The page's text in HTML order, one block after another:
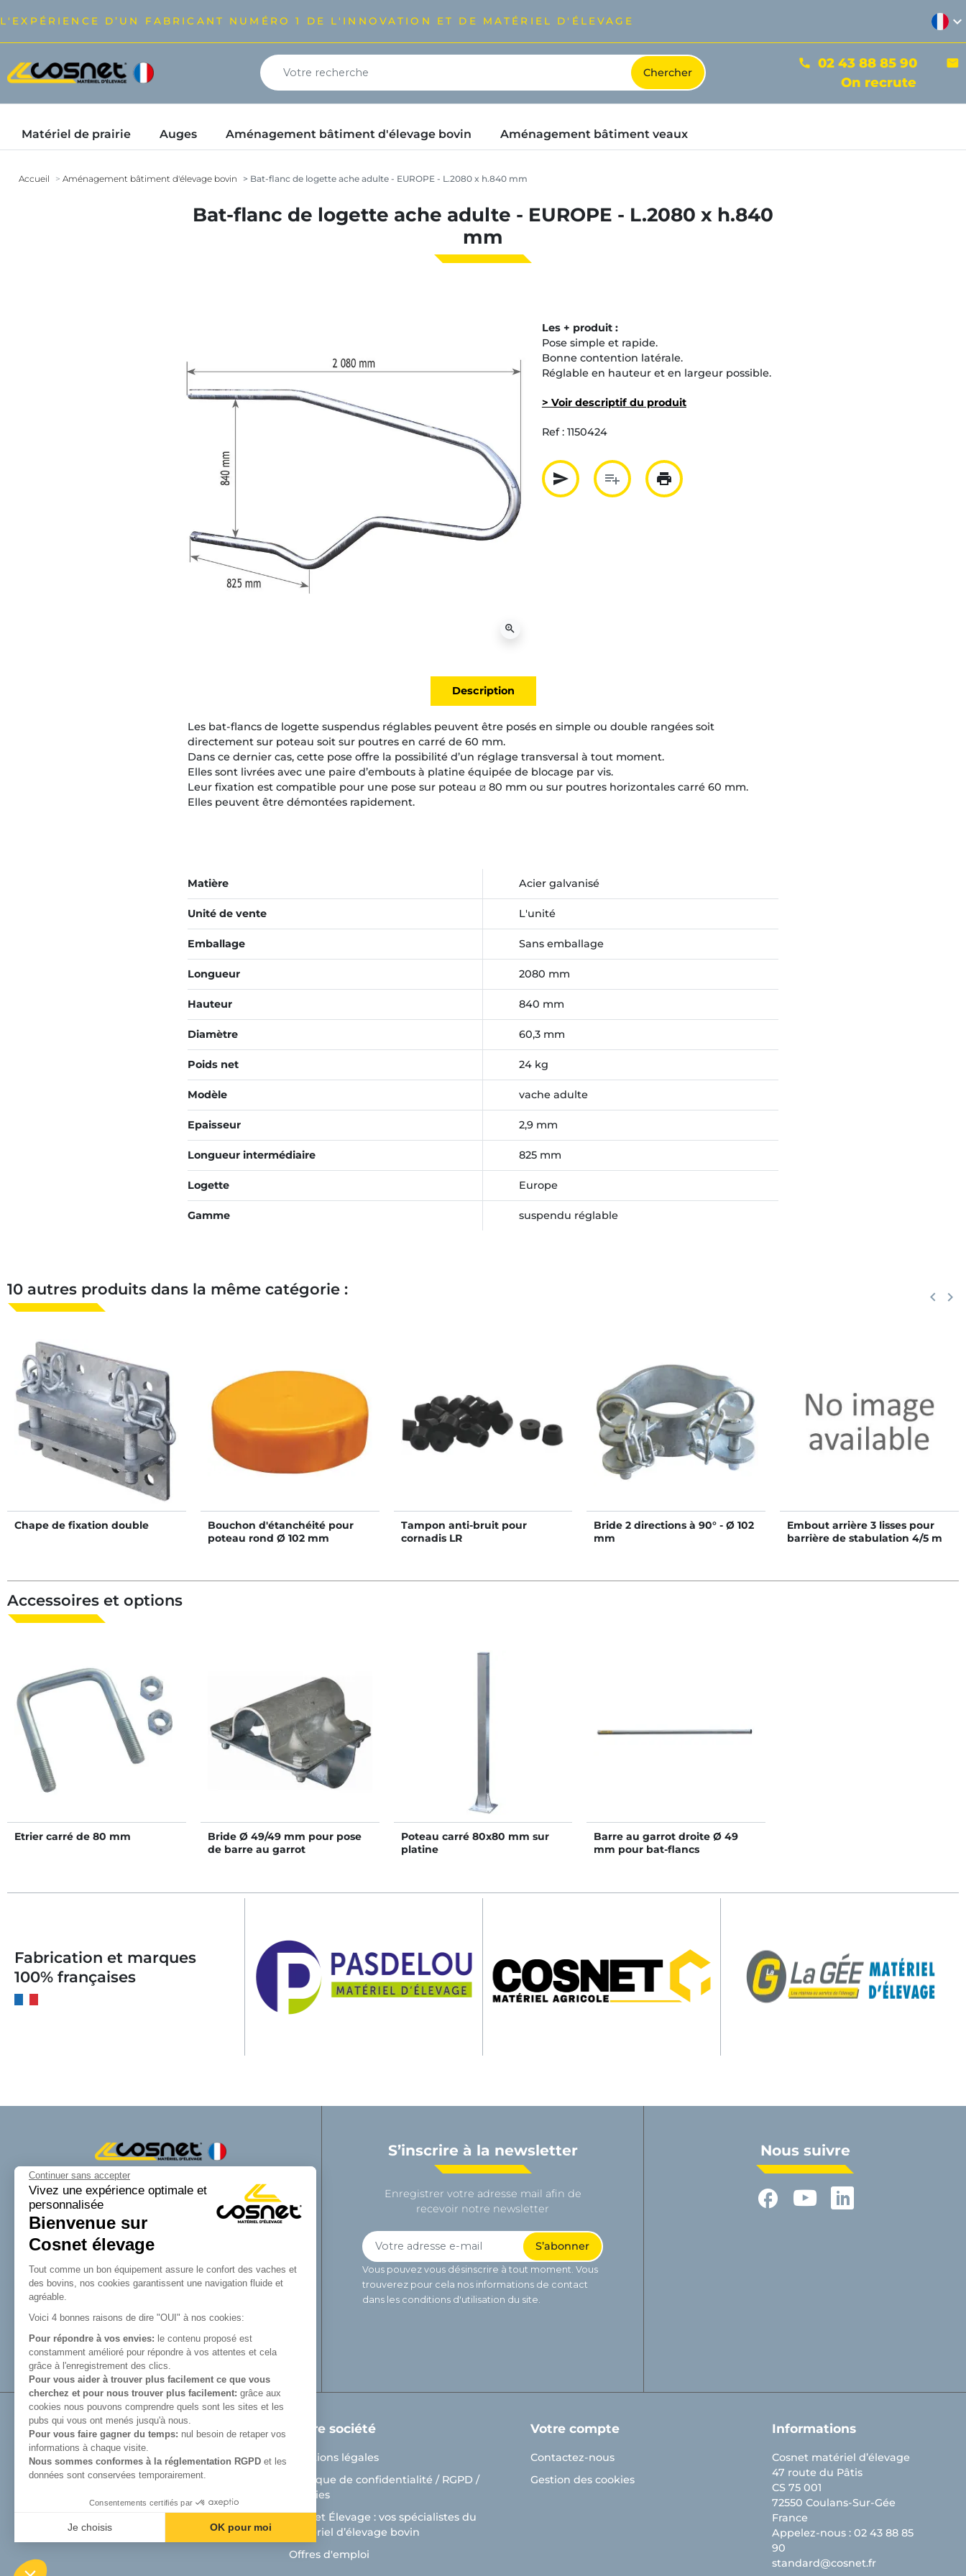
Continuer sans accepter
Vivez une expérience optimale et
personnalisée
Bienvenue sur
Cosnet élevage
Tout comme un bon équipement assure le confort des vaches et
des bovins, nos cookies garantissent une navigation fluide et
agréable.
Voici 4 bonnes raisons de dire "OUI" à nos cookies:
Pour répondre à vos envies: le contenu proposé est
constamment amélioré pour répondre à vos attentes et cela
grâce à l'enregistrement des clics.
Pour vous aider à trouver plus facilement ce que vous
cherchez et pour nous trouver plus facilement: grâce aux
cookies nous pouvons comprendre quels sont les sites et les
pubs qui vous ont menés jusqu'à nous.
Pour vous faire gagner du temps: nul besoin de retaper vos
informations à chaque visite.
Nous sommes conformes à la réglementation RGPD et les
données sont conservées temporairement.
Consentements certifiés par
Je choisis
OK pour moi
Plateforme de Gestion du Consentement : Personnalisez vos Options
L'EXPÉRIENCE D’UN FABRICANT NUMÉRO 1 DE L'INNOVATION ET DE MATÉRIEL D'ÉLEVAGE expand_more
phone 02 43 88 85 90 mail
On recrute
Matériel de prairie Auges Aménagement bâtiment d'élevage bovin Aménagement bâtiment veaux
Accueil Aménagement bâtiment d'élevage bovin Bat-flanc de logette ache adulte - EUROPE - L.2080 x h.840 mm
Bat-flanc de logette ache adulte - EUROPE - L.2080 x h.840
mm
zoom_in
Les + produit :
Pose simple et rapide.
Bonne contention latérale.
Réglable en hauteur et en largeur possible.
> Voir descriptif du produit
Ref : 1150424
send
Partager par mail
playlist_add
Ajouter à la liste
print
Imprimer
Description
Les bat-flancs de logette suspendus réglables peuvent être posés en simple ou double rangées soit
directement sur poteau soit sur poutres en carré de 60 mm.
Dans ce dernier cas, cette pose offre la possibilité d’un réglage transversal à tout moment.
Elles sont livrées avec une paire d’embouts à platine équipée de blocage par vis.
Leur fixation est compatible pour une pose sur poteau ⧄ 80 mm ou sur poutres horizontales carré 60 mm.
Elles peuvent être démontées rapidement.
Matière Acier galvanisé
Unité de vente L'unité
Emballage Sans emballage
Longueur 2080 mm
Hauteur 840 mm
Diamètre 60,3 mm
Poids net 24 kg
Modèle vache adulte
Epaisseur 2,9 mm
Longueur intermédiaire 825 mm
Logette Europe
Gamme suspendu réglable
10 autres produits dans la même catégorie : keyboard_arrow_left keyboard_arrow_right
Chape de fixation double
Bouchon d'étanchéité pour
poteau rond Ø 102 mm
Tampon anti-bruit pour
cornadis LR
Bride 2 directions à 90° - Ø 102
mm
Embout arrière 3 lisses pour
barrière de stabulation 4/5 m
Accessoires et options
Etrier carré de 80 mm
Bride Ø 49/49 mm pour pose
de barre au garrot
Poteau carré 80x80 mm sur
platine
Barre au garrot droite Ø 49
mm pour bat-flancs
Fabrication et marques
100% françaises
Cosnet matériel d’élevage est une marque
de la SAS Cosnet. Spécialisée dans la
conception et la fabrication d’équipements
tubulaires pour les bâtiments d’élevage.
Reconnue pour son savoir-faire dans la
fabrication de râteliers de prairie de
barrières, de cornadis et de logettes.
Avec Cosnet, vous faîtes le choix d’un
innovant et de qualité. Vous trouverez tout
le nécessaire pour équiper votre bâtiment
d’élevage.
S’inscrire à la newsletter
Enregistrer votre adresse mail afin de
recevoir notre newsletter
Vous pouvez vous désinscrire à tout moment. Vous
trouverez pour cela nos informations de contact
dans les conditions d'utilisation du site.
Nous suivre
Produits
Matériel de prairie
Auges
Aménagement bâtiment d'élevage bovin
Aménagement bâtiment veaux
Notre société
Mentions légales
Politique de confidentialité / RGPD /
Cookies
Cosnet Élevage : vos spécialistes du
matériel d’élevage bovin
Offres d'emploi
Votre compte
Contactez-nous
Gestion des cookies
Informations
Cosnet matériel d’élevage
47 route du Pâtis
CS 75 001
72550 Coulans-Sur-Gée
France
Appelez-nous : 02 43 88 85
90
standard@cosnet.fr